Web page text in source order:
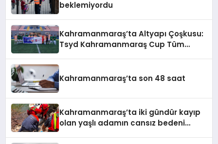
beklemiyordu
Kahramanmaraş’ta Altyapı Çoşkusu:
Tsyd Kahramanmaraş Cup Tüm
Kahramanmaraş’ta son 48 saat
Kahramanmaraş’ta iki gündür kayıp
olan yaşlı adamın cansız bedeni